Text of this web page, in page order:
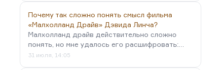
Почему так сложно понять смысл фильма
«Малхолланд Драйв» Дэвида Линча?
Малхолланд драйв действительно сложно
понять, но мне удалось его расшифровать:…
31 июля, 14:05